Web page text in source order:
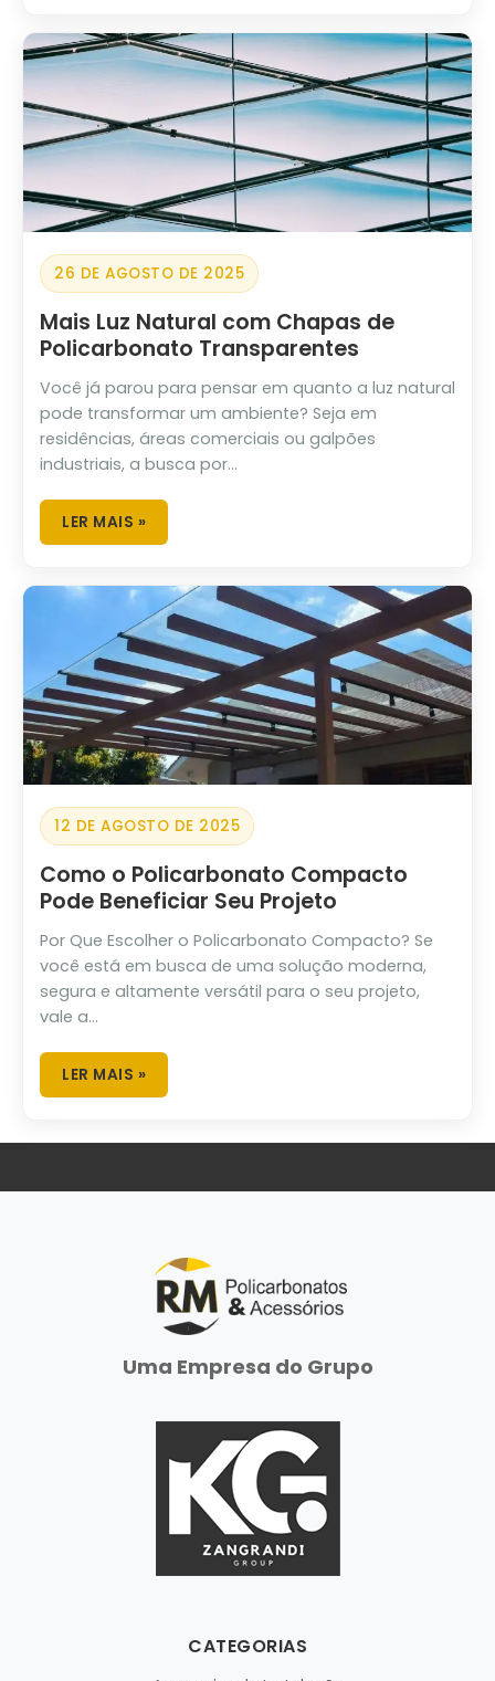
26 DE AGOSTO DE 2025
Mais Luz Natural com Chapas de
Policarbonato Transparentes
Você já parou para pensar em quanto a luz natural
pode transformar um ambiente? Seja em
residências, áreas comerciais ou galpões
industriais, a busca por...
LER MAIS »
12 DE AGOSTO DE 2025
Como o Policarbonato Compacto
Pode Beneficiar Seu Projeto
Por Que Escolher o Policarbonato Compacto? Se
você está em busca de uma solução moderna,
segura e altamente versátil para o seu projeto,
vale a...
LER MAIS »
Uma Empresa do Grupo
CATEGORIAS